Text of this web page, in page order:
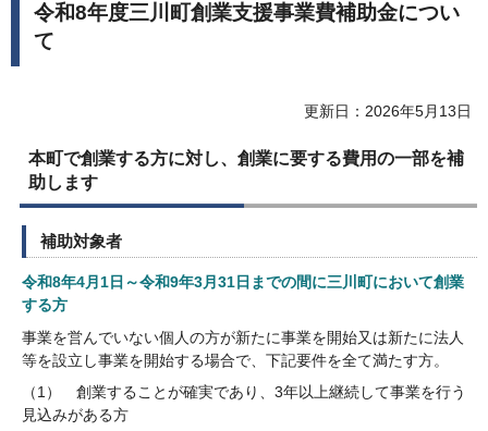
令和8年度三川町創業支援事業費補助金につい
て
更新日：2026年5月13日
本町で創業する方に対し、創業に要する費用の一部を補
助します
補助対象者
令和8年4月1日～令和9年3月31日までの間に三川町において創業
する方
事業を営んでいない個人の方が新たに事業を開始又は新たに法人
等を設立し事業を開始する場合で、下記要件を全て満たす方。
（1） 創業することが確実であり、3年以上継続して事業を行う
見込みがある方